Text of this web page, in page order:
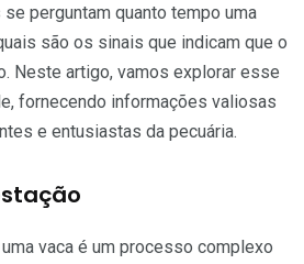
perguntam quanto tempo uma
são os sinais que indicam que o
Neste artigo, vamos explorar esse
fornecendo informações valiosas
e entusiastas da pecuária.
vaca é um processo complexo